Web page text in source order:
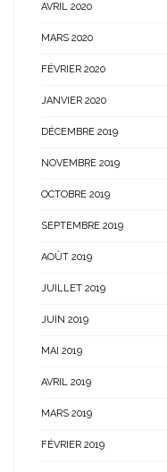
AVRIL 2020
MARS 2020
FÉVRIER 2020
JANVIER 2020
DÉCEMBRE 2019
NOVEMBRE 2019
OCTOBRE 2019
SEPTEMBRE 2019
AOÛT 2019
JUILLET 2019
JUIN 2019
MAI 2019
AVRIL 2019
MARS 2019
FÉVRIER 2019